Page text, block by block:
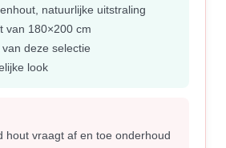
natuurlijke uitstraling
van 180×200 cm
deze selectie
look
hout vraagt af en toe onderhoud